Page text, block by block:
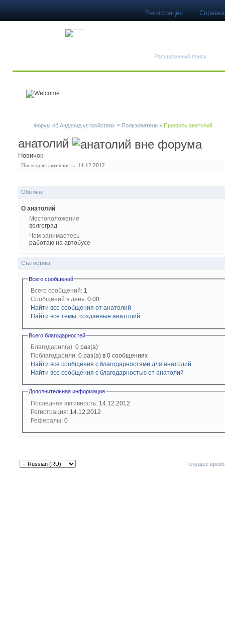
Регистрация Справка
Расширенный поиск
Форум об Андроид устройствах > Пользователи » Профиль анатолий
анатолий
Новичок
Последняя активность: 14.12.2012
Обо мне
О анатолий
Местоположение
волгоград
Чем занимаетесь
работаю на автобусе
Статистика
Всего сообщений
Всего сообщений: 1
Сообщений в день: 0.00
Найти все сообщения от анатолий
Найти все темы, созданные анатолий
Всего благодарностей
Благодарил(а): 0 раз(а)
Поблагодарили: 0 раз(а) в 0 сообщениях
Найти все сообщения с благодарностями для анатолий
Найти все сообщения с благодарностью от анатолий
Дополнительная информация
Последняя активность: 14.12.2012
Регистрация: 14.12.2012
Рефералы: 0
Текущее